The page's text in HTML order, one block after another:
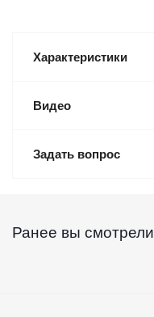
Характеристики
Видео
Задать вопрос
Ранее вы смотрели